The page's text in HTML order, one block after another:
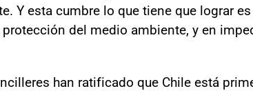
Y esta cumbre lo que tiene que lograr
del medio ambiente, y en
han ratificado que Chile está